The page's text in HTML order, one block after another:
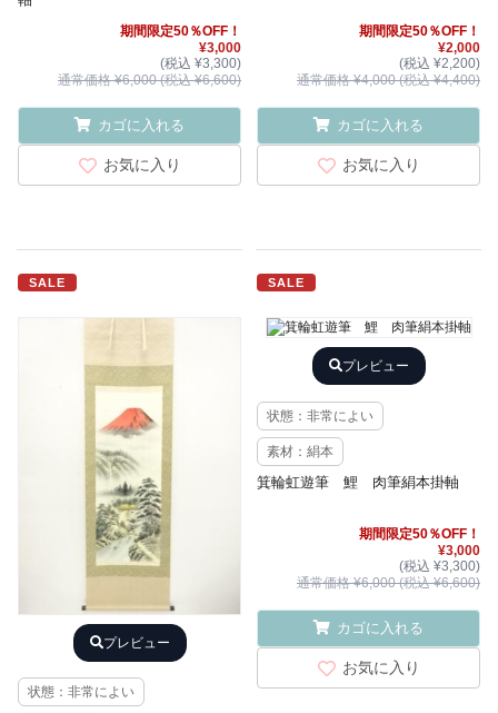
期間限定50％OFF！
¥3,000
(税込 ¥3,300)
通常価格 ¥6,000 (税込 ¥6,600)
カゴに入れる
お気に入り
期間限定50％OFF！
¥2,000
(税込 ¥2,200)
通常価格 ¥4,000 (税込 ¥4,400)
カゴに入れる
お気に入り
SALE
プレビュー
状態：非常によい
SALE
プレビュー
状態：非常によい
素材：絹本
箕輪虹遊筆 鯉 肉筆絹本掛軸
期間限定50％OFF！
¥3,000
(税込 ¥3,300)
通常価格 ¥6,000 (税込 ¥6,600)
カゴに入れる
お気に入り